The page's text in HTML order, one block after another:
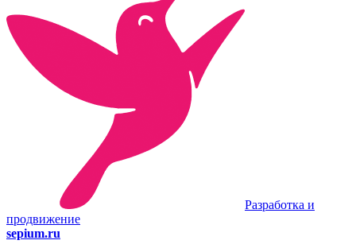
Разработка и
продвижение
sepium.ru